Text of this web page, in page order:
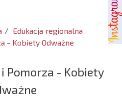
Edukacja regionalna
- Kobiety Odważne
Pomorza - Kobiety